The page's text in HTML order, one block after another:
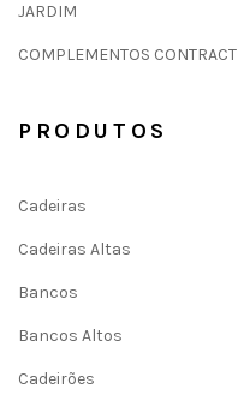
JARDIM
COMPLEMENTOS CONTRACT
PRODUTOS
Cadeiras
Cadeiras Altas
Bancos
Bancos Altos
Cadeirões